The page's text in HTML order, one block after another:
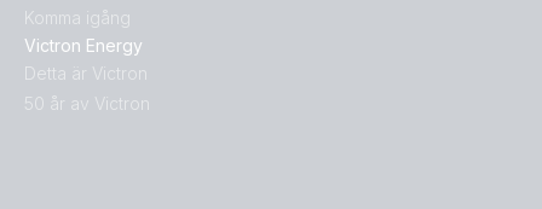
Komma igång
Victron Energy
Detta är Victron
50 år av Victron